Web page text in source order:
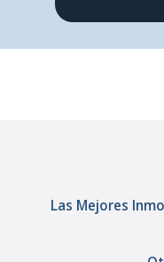
Las Mejores